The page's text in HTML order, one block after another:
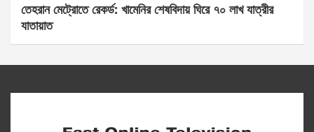
তেহরান মেট্রোতে রেকর্ড: খামেনির শেষবিদায় ঘিরে ৭০ লাখ যাত্রীর
যাতায়াত